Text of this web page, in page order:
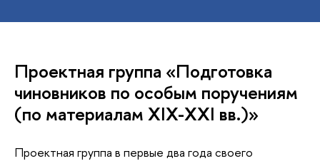
Проектная группа «Подготовка
чиновников по особым поручениям
(по материалам XIX-XXI вв.)»
Проектная группа в первые два года своего